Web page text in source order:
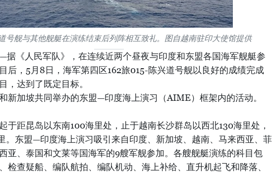
号舰与其他舰艇在演练结束后列阵相互致礼。图自越南驻印大使馆提供
据《人民军队》，在连续近两个昼夜与印度和东盟各国海军舰艇参
后，5月8日，海军第四区162旅015-陈兴道号舰以良好的成绩完成
，达到了既定目标。
新加坡共同举办的东盟—印度海上演习（AIME）框架内的活动。
于距昆岛以东南100海里处，止于越南长沙群岛以西北130海里处，
。东盟—印度海上演习吸引来自印度、新加坡、越南、马来西亚、菲
亚、泰国和文莱等国海军的9艘军舰参加。各艘舰艇演练的科目包
检查疑船、编队航拍、编队机动、海上补给、直升机起飞和降落、